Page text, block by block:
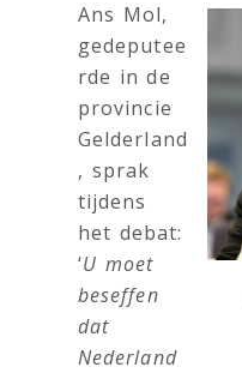
Ans Mol,
gedeputee
rde in de
provincie
Gelderland
, sprak
tijdens
het debat:
‘U moet
beseffen
dat
Nederland